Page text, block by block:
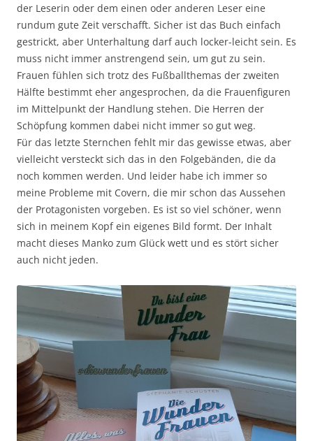
der Leserin oder dem einen oder anderen Leser eine
rundum gute Zeit verschafft. Sicher ist das Buch einfach
gestrickt, aber Unterhaltung darf auch locker-leicht sein. Es
muss nicht immer anstrengend sein, um gut zu sein.
Frauen fühlen sich trotz des Fußballthemas der zweiten
Hälfte bestimmt eher angesprochen, da die Frauenfiguren
im Mittelpunkt der Handlung stehen. Die Herren der
Schöpfung kommen dabei nicht immer so gut weg.
Für das letzte Sternchen fehlt mir das gewisse etwas, aber
vielleicht versteckt sich das in den Folgebänden, die da
noch kommen werden. Und leider habe ich immer so
meine Probleme mit Covern, die mir schon das Aussehen
der Protagonisten vorgeben. Es ist so viel schöner, wenn
sich in meinem Kopf ein eigenes Bild formt. Der Inhalt
macht dieses Manko zum Glück wett und es stört sicher
auch nicht jeden.